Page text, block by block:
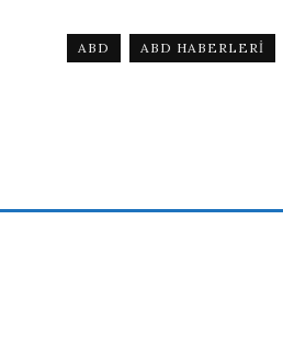
ABD ABD HABERLERI